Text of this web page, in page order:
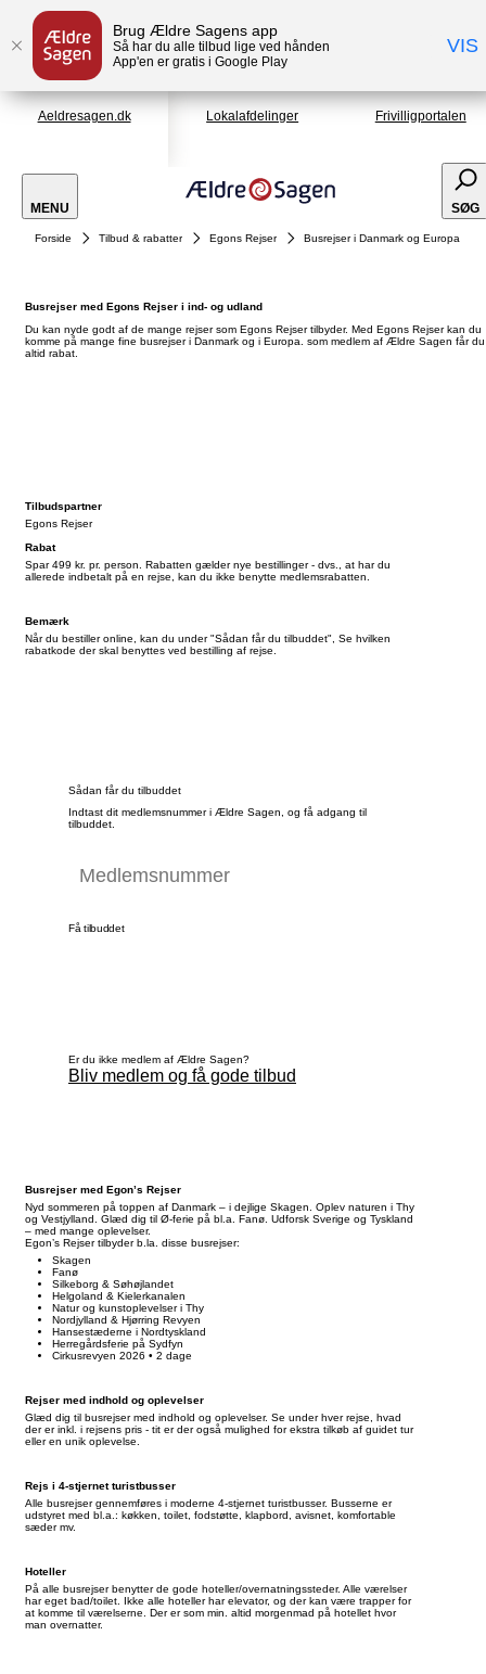
Brug Ældre Sagens app
Så har du alle tilbud lige ved hånden
App'en er gratis i Google Play
VIS
Aeldresagen.dk Lokalafdelinger Frivilligportalen
MENU SØG
Forside Tilbud & rabatter Egons Rejser Busrejser i Danmark og Europa
Busrejser med Egons Rejser i ind- og udland
Du kan nyde godt af de mange rejser som Egons Rejser tilbyder. Med Egons Rejser kan du
komme på mange fine busrejser i Danmark og i Europa. som medlem af Ældre Sagen får du
altid rabat.
Tilbudspartner
Egons Rejser
Rabat
Spar 499 kr. pr. person. Rabatten gælder nye bestillinger - dvs., at har du
allerede indbetalt på en rejse, kan du ikke benytte medlemsrabatten.
Bemærk
Når du bestiller online, kan du under "Sådan får du tilbuddet", Se hvilken
rabatkode der skal benyttes ved bestilling af rejse.
Busrejser med Egon’s Rejser
Nyd sommeren på toppen af Danmark – i dejlige Skagen. Oplev naturen i Thy
og Vestjylland. Glæd dig til Ø-ferie på bl.a. Fanø. Udforsk Sverige og Tyskland
– med mange oplevelser.
Egon’s Rejser tilbyder b.la. disse busrejser:
Skagen
Fanø
Silkeborg & Søhøjlandet
Helgoland & Kielerkanalen
Natur og kunstoplevelser i Thy
Nordjylland & Hjørring Revyen
Hansestæderne i Nordtyskland
Herregårdsferie på Sydfyn
Cirkusrevyen 2026 • 2 dage
Rejser med indhold og oplevelser
Glæd dig til busrejser med indhold og oplevelser. Se under hver rejse, hvad
der er inkl. i rejsens pris - tit er der også mulighed for ekstra tilkøb af guidet tur
eller en unik oplevelse.
Rejs i 4-stjernet turistbusser
Alle busrejser gennemføres i moderne 4-stjernet turistbusser. Busserne er
udstyret med bl.a.: køkken, toilet, fodstøtte, klapbord, avisnet, komfortable
sæder mv.
Hoteller
På alle busrejser benytter de gode hoteller/overnatningssteder. Alle værelser
har eget bad/toilet. Ikke alle hoteller har elevator, og der kan være trapper for
at komme til værelserne. Der er som min. altid morgenmad på hotellet hvor
man overnatter.
Sådan får du tilbuddet
Indtast dit medlemsnummer i Ældre Sagen, og få adgang til
tilbuddet.
Få tilbuddet
Er du ikke medlem af Ældre Sagen?
Bliv medlem og få gode tilbud